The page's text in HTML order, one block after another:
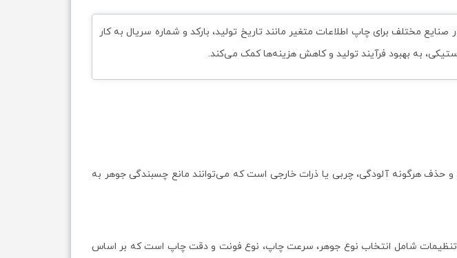
مختلف برای چاپ اطلاعات متغیر مانند تاریخ تولید، بارکد و شماره سریال به کار
به بهبود فرآیند تولید و کاهش هزینه‌ها کمک می‌کند.
هرگونه آلودگی، چربی یا ذرات خارجی است که می‌توانند مانع چسبندگی جوهر به
شامل انتخاب نوع جوهر، سرعت چاپ، نوع فونت و دقت چاپ است که بر اساس